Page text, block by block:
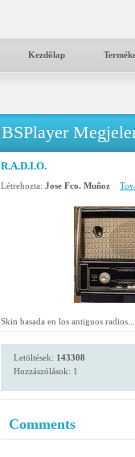
Kezdőlap
BSPlayer
R.A.D.I.O.
Létrehozta: Jose Fco. Muñoz
Skin basada en los antiguos radios...
Letöltések: 143308
Hozzászólások: 1
Comments